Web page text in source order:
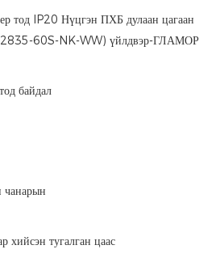
тод IP20 Нүцгэн ПХБ дулаан цагаан
60S-NK-WW) үйлдвэр-ГЛАМОР
байдал
чанарын
хийсэн тугалган цаас